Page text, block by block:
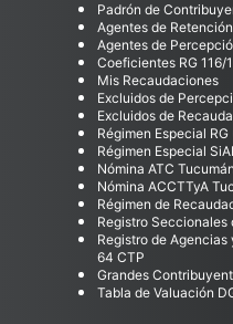
Padrón de
Agentes de
Agentes de
Coeficientes RG 116/
Mis Recaudaciones
Excluidos de
Excluidos de
Régimen Especial RG
Régimen Especial
Nómina ATC
Nómina ACCTTyA
Régimen de
Registro Seccionales
Registro de
64 CTP
Grandes
Tabla de Valuación